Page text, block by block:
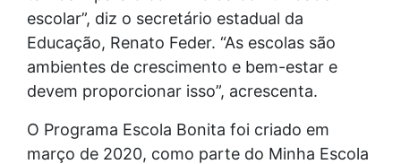
escolar”, diz o secretário estadual da
Educação, Renato Feder. “As escolas são
ambientes de crescimento e bem-estar e
devem proporcionar isso”, acrescenta.
O Programa Escola Bonita foi criado em
março de 2020, como parte do Minha Escola